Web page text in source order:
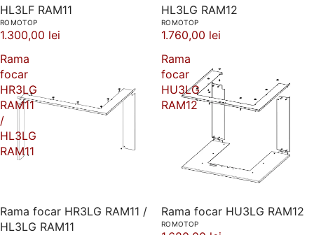
HL3LF RAM11
ROMOTOP
1.300,00 lei
HL3LG RAM12
ROMOTOP
1.760,00 lei
Rama
focar
HR3LG
RAM11
/
HL3LG
RAM11
Rama focar HR3LG RAM11 /
HL3LG RAM11
Rama
focar
HU3LG
RAM12
Rama focar HU3LG RAM12
ROMOTOP